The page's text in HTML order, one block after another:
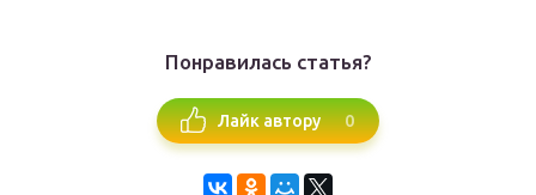
Понравилась статья?
Лайк автору 0